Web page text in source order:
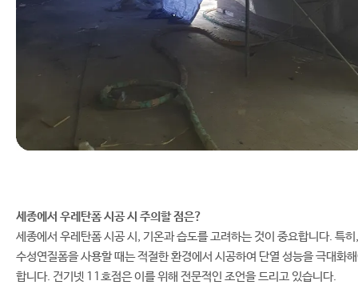
세종에서 우레탄폼 시공 시 주의할 점은?
세종에서 우레탄폼 시공 시, 기온과 습도를 고려하는 것이 중요합니다. 특히,
수성연질폼을 사용할 때는 적절한 환경에서 시공하여 단열 성능을 극대화
합니다. 건기넷 11호점은 이를 위해 전문적인 조언을 드리고 있습니다.